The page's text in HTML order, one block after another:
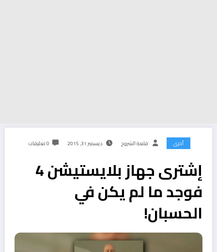
أخرى قلعة الشروح ديسمبر 31, 2015 0 تعليقات
إشترى جهاز بلايستيشن 4
فوجد ما لم يكن في
الحسبان!